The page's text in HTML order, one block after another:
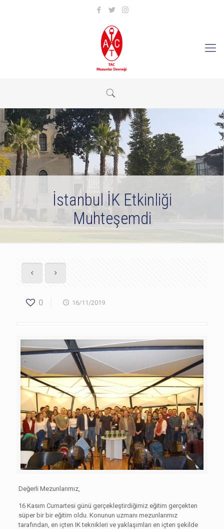
İstanbul İK Etkinliği
Muhteşemdi
0 16/11/2019
Değerli Mezunlarımız,
16 Kasım Cumartesi günü gerçekleştirdiğimiz eğitim gerçekten
süper bir bir eğitim oldu. Konunun uzmanı mezunlarımız
tarafından, en içten IK teknikleri ve yaklaşımları en içten şekilde